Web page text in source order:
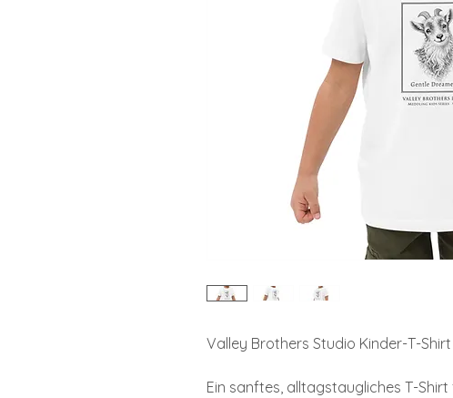
Valley Brothers Studio Kinder-T-Shirt
Ein sanftes, alltagstaugliches T-